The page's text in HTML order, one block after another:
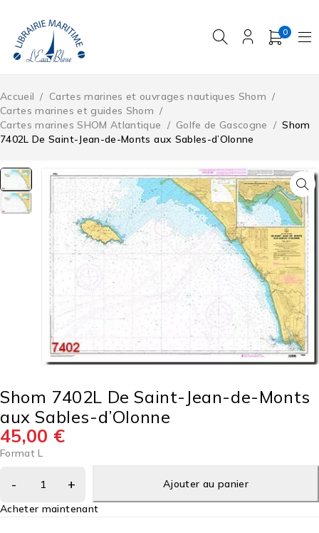
0
Accueil / Cartes marines et ouvrages nautiques Shom /
Cartes marines et guides Shom /
Cartes marines SHOM Atlantique / Golfe de Gascogne / Shom
7402L De Saint-Jean-de-Monts aux Sables-d’Olonne
Shom 7402L De Saint-Jean-de-Monts
aux Sables-d’Olonne
45,00 €
Format L
Ajouter au panier
Acheter maintenant